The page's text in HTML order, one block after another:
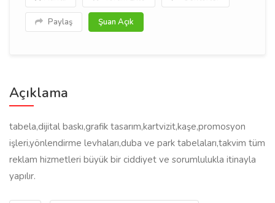
Paylaş Şuan Açık
Açıklama
tabela,dijital baskı,grafik tasarım,kartvizit,kaşe,promosyon
işleri,yönlendirme levhaları,duba ve park tabelaları,takvim tüm
reklam hizmetleri büyük bir ciddiyet ve sorumlulukla itinayla
yapılır.